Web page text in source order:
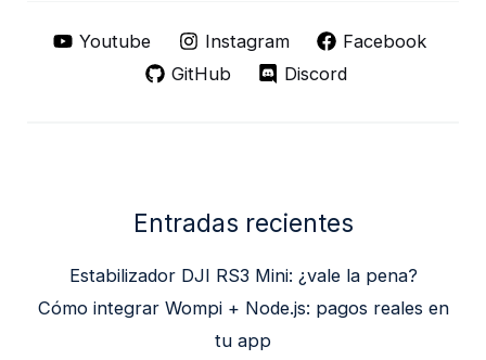
Youtube Instagram
Facebook
GitHub
Discord
Entradas recientes
Estabilizador DJI RS3 Mini: ¿vale la pena?
Cómo integrar Wompi + Node.js: pagos reales en
tu app